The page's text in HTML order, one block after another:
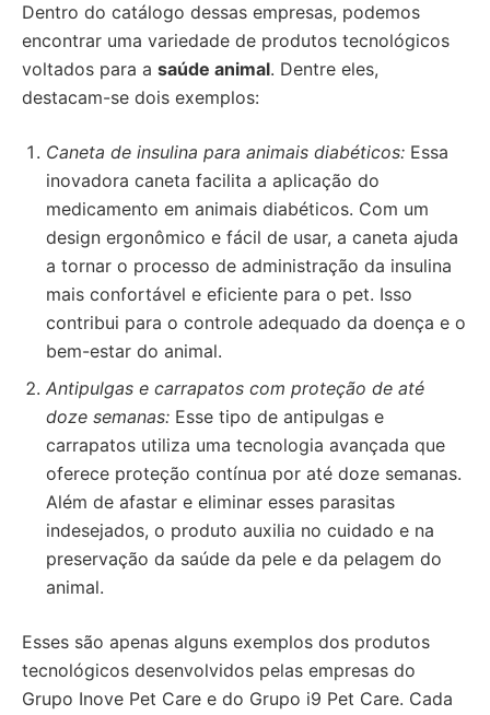
Dentro do catálogo dessas empresas, podemos
encontrar uma variedade de produtos tecnológicos
voltados para a saúde animal. Dentre eles,
destacam-se dois exemplos:
Caneta de insulina para animais diabéticos: Essa
inovadora caneta facilita a aplicação do
medicamento em animais diabéticos. Com um
design ergonômico e fácil de usar, a caneta ajuda
a tornar o processo de administração da insulina
mais confortável e eficiente para o pet. Isso
contribui para o controle adequado da doença e o
bem-estar do animal.
Antipulgas e carrapatos com proteção de até
doze semanas: Esse tipo de antipulgas e
carrapatos utiliza uma tecnologia avançada que
oferece proteção contínua por até doze semanas.
Além de afastar e eliminar esses parasitas
indesejados, o produto auxilia no cuidado e na
preservação da saúde da pele e da pelagem do
animal.
Esses são apenas alguns exemplos dos produtos
tecnológicos desenvolvidos pelas empresas do
Grupo Inove Pet Care e do Grupo i9 Pet Care. Cada